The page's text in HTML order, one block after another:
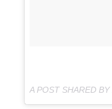
A POST SHARED BY